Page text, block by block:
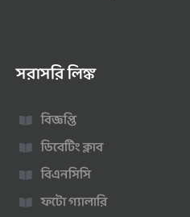
সরাসরি লিঙ্ক
বিজ্ঞপ্তি
ডিবেটিং ক্লাব
বিএনসিসি
ফটো গ্যালারি